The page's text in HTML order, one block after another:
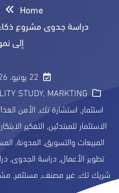
Home
دراسة جدوى مشروع
إلى
22 يونيو، 2026
STUDY, MARKTING
استثمار, استشارة تك, الأمن
الاستثمار للمبتدئين, التفكير
المبيعات والتسويق, المدونة,
تطوير الأعمال,دراسة الجدوى,
شريك تك, غير مصنف, مستثمر,